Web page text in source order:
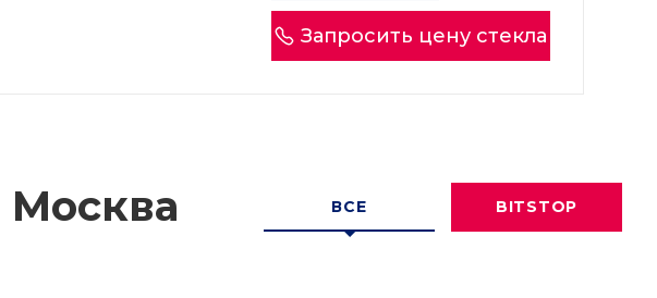
Запросить цену стекла
Москва ВСЕ BITSTOP